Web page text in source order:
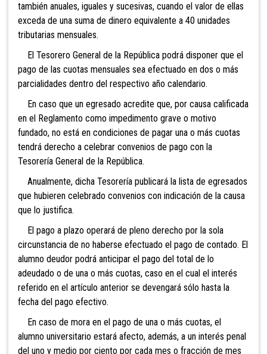
también anuales, iguales y sucesivas, cuando el valor de ellas
exceda de una suma de dinero equivalente a 40 unidades
tributarias mensuales.
El Tesorero General de la República podrá disponer que el
pago de las cuotas mensuales sea efectuado en dos o más
parcialidades dentro del respectivo año calendario.
En caso que un egresado acredite que, por causa calificada
en el Reglamento como impedimento grave o motivo
fundado, no está en condiciones de pagar una o más cuotas
tendrá derecho a celebrar convenios de pago con la
Tesorería General de la República.
Anualmente, dicha Tesorería publicará la lista de egresados
que hubieren celebrado convenios con indicación de la causa
que lo justifica.
El pago a plazo operará de pleno derecho por la sola
circunstancia de no haberse efectuado el pago de contado. El
alumno deudor podrá anticipar el pago del total de lo
adeudado o de una o más cuotas, caso en el cual el interés
referido en el artículo anterior se devengará sólo hasta la
fecha del pago efectivo.
En caso de mora en el pago de una o más cuotas, el
alumno universitario estará afecto, además, a un interés penal
del uno y medio por ciento por cada mes o fracción de mes